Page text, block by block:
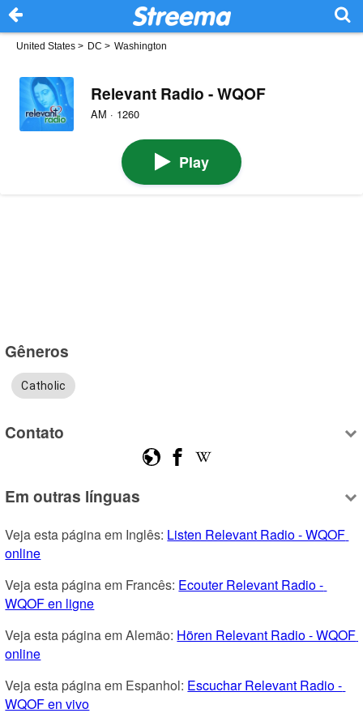
United States > DC > Washington
Relevant Radio - WQOF
AM · 1260
Play
Gêneros
Catholic
Contato
Em outras línguas
Veja esta página em Inglês: Listen Relevant Radio - WQOF
online
Veja esta página em Francês: Ecouter Relevant Radio -
WQOF en ligne
Veja esta página em Alemão: Hören Relevant Radio - WQOF
online
Veja esta página em Espanhol: Escuchar Relevant Radio -
WQOF en vivo